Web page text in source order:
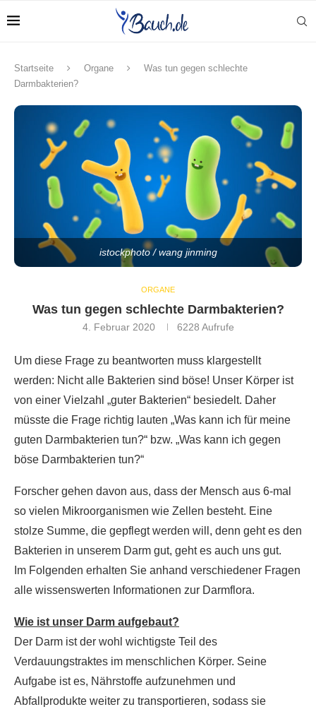
Startseite Organe
Was tun gegen schlechte
Darmbakterien?
istockphoto / wang jinming
ORGANE
Was tun gegen schlechte Darmbakterien?
4. Februar 2020 6228 Aufrufe
Um diese Frage zu beantworten muss klargestellt
werden: Nicht alle Bakterien sind böse! Unser Körper ist
von einer Vielzahl „guter Bakterien“ besiedelt. Daher
müsste die Frage richtig lauten „Was kann ich für meine
guten Darmbakterien tun?“ bzw. „Was kann ich gegen
böse Darmbakterien tun?“
Forscher gehen davon aus, dass der Mensch aus 6-mal
so vielen Mikroorganismen wie Zellen besteht. Eine
stolze Summe, die gepflegt werden will, denn geht es den
Bakterien in unserem Darm gut, geht es auch uns gut.
Im Folgenden erhalten Sie anhand verschiedener Fragen
alle wissenswerten Informationen zur Darmflora.
Wie ist unser Darm aufgebaut?
Der Darm ist der wohl wichtigste Teil des
Verdauungstraktes im menschlichen Körper. Seine
Aufgabe ist es, Nährstoffe aufzunehmen und
Abfallprodukte weiter zu transportieren, sodass sie